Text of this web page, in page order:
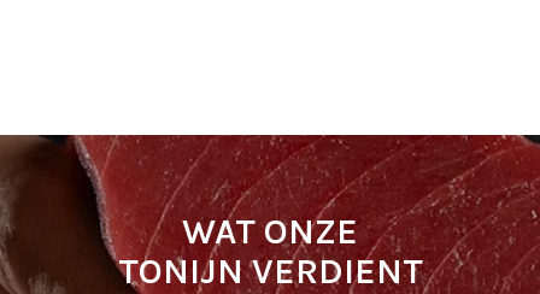
WAT ONZE
TONIJN VERDIENT